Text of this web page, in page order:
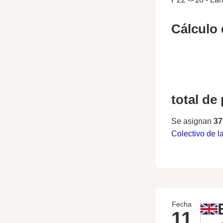
Cálculo
total de
Se asignan
Colectivo de
Fecha